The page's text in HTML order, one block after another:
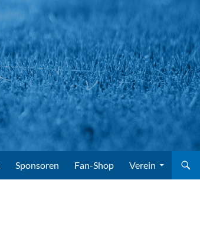
Sponsoren Fan-Shop Verein